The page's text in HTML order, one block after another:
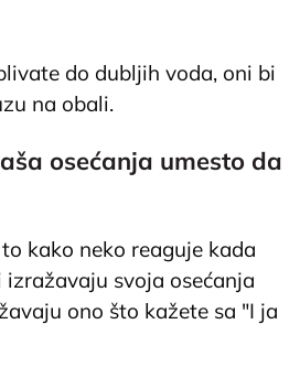
do dubljih voda, oni bi
na obali.
osećanja umesto da
kako neko reaguje kada
izražavaju svoja osećanja
ono što kažete sa "I ja